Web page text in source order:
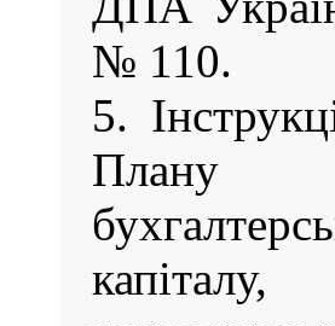
№ 110.
5.